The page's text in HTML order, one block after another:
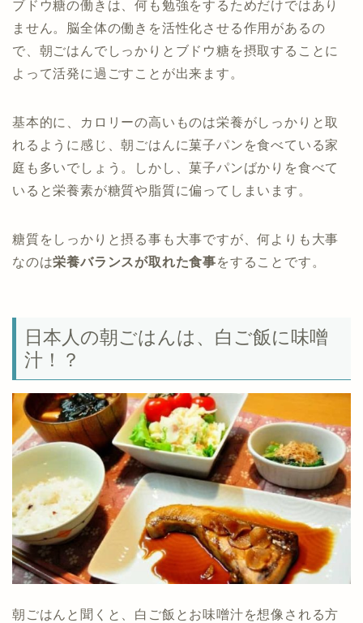
ブドウ糖の働きは、何も勉強をするためだけではあり
ません。脳全体の働きを活性化させる作用があるの
で、朝ごはんでしっかりとブドウ糖を摂取することに
よって活発に過ごすことが出来ます。
基本的に、カロリーの高いものは栄養がしっかりと取
れるように感じ、朝ごはんに菓子パンを食べている家
庭も多いでしょう。しかし、菓子パンばかりを食べて
いると栄養素が糖質や脂質に偏ってしまいます。
糖質をしっかりと摂る事も大事ですが、何よりも大事
なのは栄養バランスが取れた食事をすることです。
日本人の朝ごはんは、白ご飯に味噌
汁！？
朝ごはんと聞くと、白ご飯とお味噌汁を想像される方